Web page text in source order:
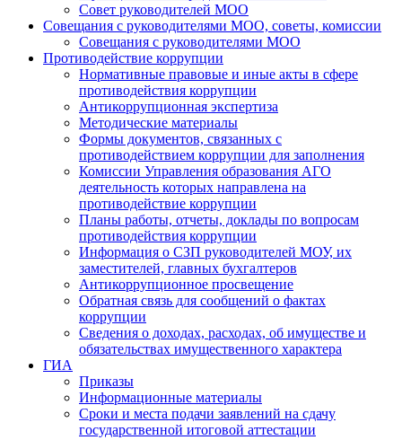
Совет руководителей МОО
Совещания с руководителями МОО, советы, комиссии
Совещания с руководителями МОО
Противодействие коррупции
Нормативные правовые и иные акты в сфере
противодействия коррупции
Антикоррупционная экспертиза
Методические материалы
Формы документов, связанных с
противодействием коррупции для заполнения
Комиссии Управления образования АГО
деятельность которых направлена на
противодействие коррупции
Планы работы, отчеты, доклады по вопросам
противодействия коррупции
Информация о СЗП руководителей МОУ, их
заместителей, главных бухгалтеров
Антикоррупционное просвещение
Обратная связь для сообщений о фактах
коррупции
Сведения о доходах, расходах, об имуществе и
обязательствах имущественного характера
ГИА
Приказы
Информационные материалы
Сроки и места подачи заявлений на сдачу
государственной итоговой аттестации